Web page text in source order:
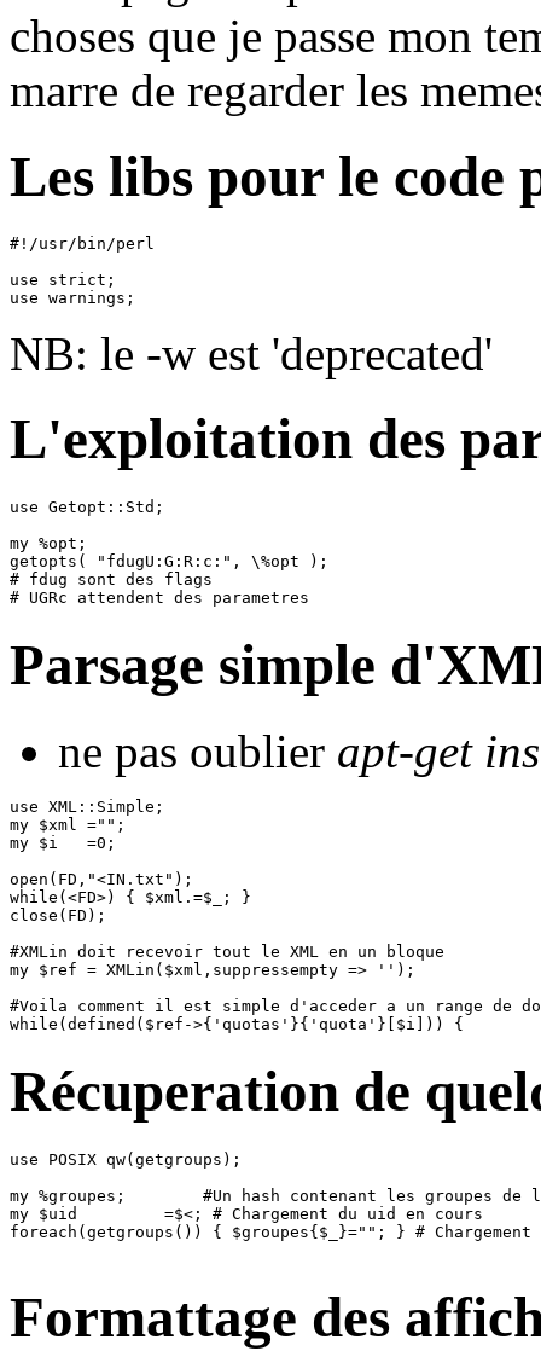
choses que je passe mon
marre de regarder les
Les libs pour le code
#!/usr/bin/perl
use strict;
NB: le -w est 'deprecated'
L'exploitation des
use Getopt::Std;
my %opt;
getopts( "fdugU:G:R:c:", \%opt );
# fdug sont des flags
Parsage simple
ne pas oublier apt-get
use XML::Simple;
my $xml ="";
my $i   =0;
open(FD,"<IN.txt");
while(<FD>) { $xml.=$_; }
close(FD);
#XMLin doit recevoir tout le XML en un bloque
my $ref = XMLin($xml,suppressempty => '');
#Voila comment il est simple d'acceder a un range de
Récuperation de
use POSIX qw(getgroups);
my %groupes;        #Un hash contenant les groupes
my $uid         =$<; # Chargement du uid en cours
foreach(getgroups()) { $groupes{$_}=""; } #
Formattage des